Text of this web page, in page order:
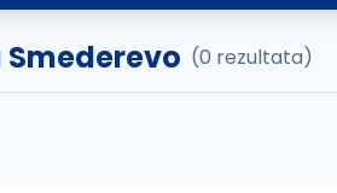
(0 rezultata)